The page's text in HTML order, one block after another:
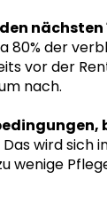
nächsten
80% der
vor der
nach.
Das wird sich
wenige